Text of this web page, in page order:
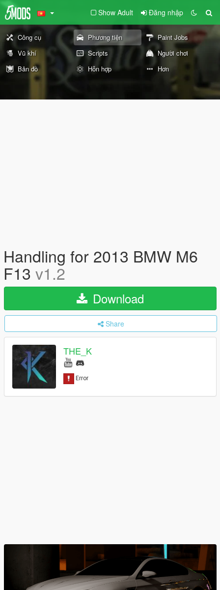
Show Adult Đăng nhập
Công cụ Phương tiện
Paint Jobs
Vũ khí
Scripts
Người chơi
Bản đồ
Hỗn hợp Hơn
Handling for 2013 BMW M6
F13 v1.2
Download
Share
THE_K